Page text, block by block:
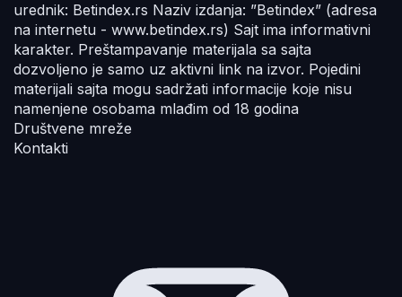
urednik: Betindex.rs Naziv izdanja: ”Betindex” (adresa
na internetu - www.betindex.rs) Sajt ima informativni
karakter. Preštampavanje materijala sa sajta
dozvoljeno je samo uz aktivni link na izvor. Pojedini
materijali sajta mogu sadržati informacije koje nisu
namenjene osobama mlađim od 18 godina
Društvene mreže
Kontakti